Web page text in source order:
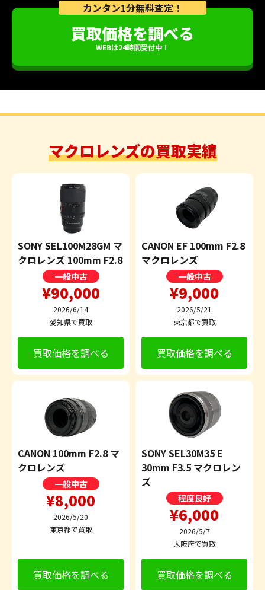
カンタン1分無料査定！
買取価格を調べる
WEBは24時間受付中！
マクロレンズの買取実績
SONY SEL100M28GM マ
クロレンズ 100mm F2.8
一般中古
¥90,000
2026/6/14
愛知県で買取
買取価格を調べる
CANON EF 100mm F2.8
マクロレンズ
一般中古
¥9,000
2026/5/21
東京都で買取
買取価格を調べる
CANON 100mm F2.8 マ
クロレンズ
一般中古
¥8,000
2026/5/20
東京都で買取
買取価格を調べる
SONY SEL30M35 E
30mm F3.5 マクロレン
ズ
程度良好
¥6,000
2026/5/7
大阪府で買取
買取価格を調べる